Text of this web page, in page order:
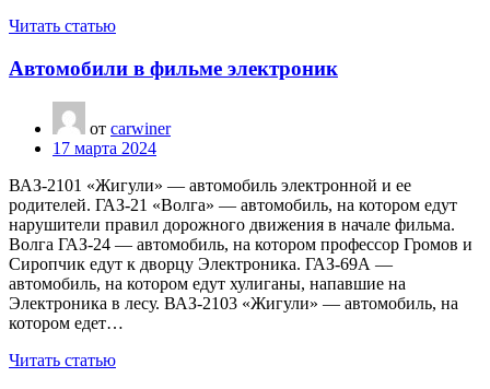
Читать статью
Автомобили в фильме электроник
от carwiner
17 марта 2024
ВАЗ-2101 «Жигули» — автомобиль электронной и ее
родителей. ГАЗ-21 «Волга» — автомобиль, на котором едут
нарушители правил дорожного движения в начале фильма.
Волга ГАЗ-24 — автомобиль, на котором профессор Громов и
Сиропчик едут к дворцу Электроника. ГАЗ-69А —
автомобиль, на котором едут хулиганы, напавшие на
Электроника в лесу. ВАЗ-2103 «Жигули» — автомобиль, на
котором едет…
Читать статью